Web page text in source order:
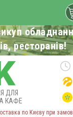
ресторанів!
ДЛЯ
КАФЕ
по Києву при